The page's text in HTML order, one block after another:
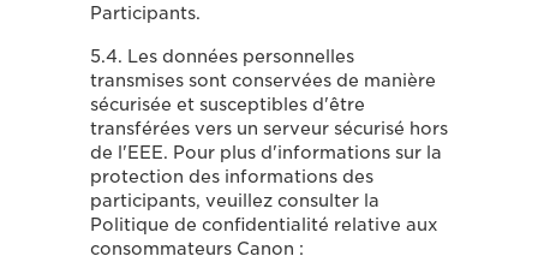
Participants.
5.4. Les données personnelles
transmises sont conservées de manière
sécurisée et susceptibles d'être
transférées vers un serveur sécurisé hors
de l'EEE. Pour plus d'informations sur la
protection des informations des
participants, veuillez consulter la
Politique de confidentialité relative aux
consommateurs Canon :